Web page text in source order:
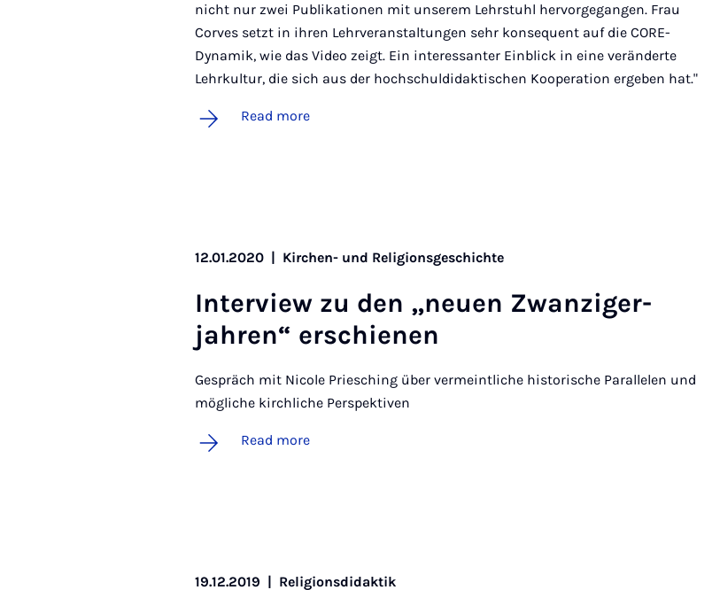
nicht nur zwei Publikationen mit unserem Lehrstuhl hervorgegangen. Frau
Corves setzt in ihren Lehrveranstaltungen sehr konsequent auf die CORE-
Dynamik, wie das Video zeigt. Ein interessanter Einblick in eine veränderte
Lehrkultur, die sich aus der hochschuldidaktischen Kooperation ergeben hat."
Read more
12.01.2020 | Kirchen- und Religionsgeschichte
In­ter­view zu den „neuen Zwan­zi­ger­
jahren“ er­schien­en
Gespräch mit Nicole Priesching über vermeintliche historische Parallelen und
mögliche kirchliche Perspektiven
Read more
19.12.2019 | Religionsdidaktik